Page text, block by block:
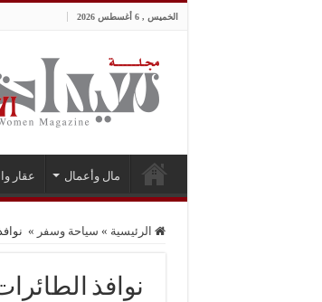
الخميس , 6 أغسطس 2026
مال وأعمال عقار
الرئيسية » سياحة وسفر »
نوافذ